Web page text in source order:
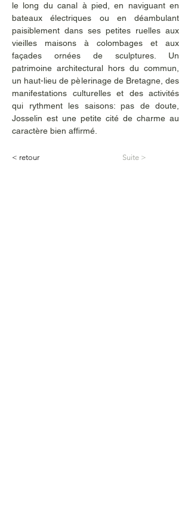
le long du canal à pied, en naviguant en
bateaux électriques ou en déambulant
paisiblement dans ses petites ruelles aux
vieilles maisons à colombages et aux
façades ornées de sculptures. Un
patrimoine architectural hors du commun,
un haut-lieu de pèlerinage de Bretagne, des
manifestations culturelles et des activités
qui rythment les saisons: pas de doute,
Josselin est une petite cité de charme au
caractère bien affirmé.
< retour Suite >